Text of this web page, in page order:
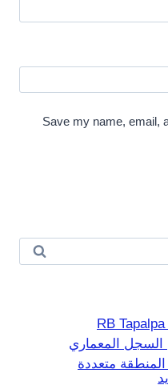
Save my name, email,
RB
متعددة